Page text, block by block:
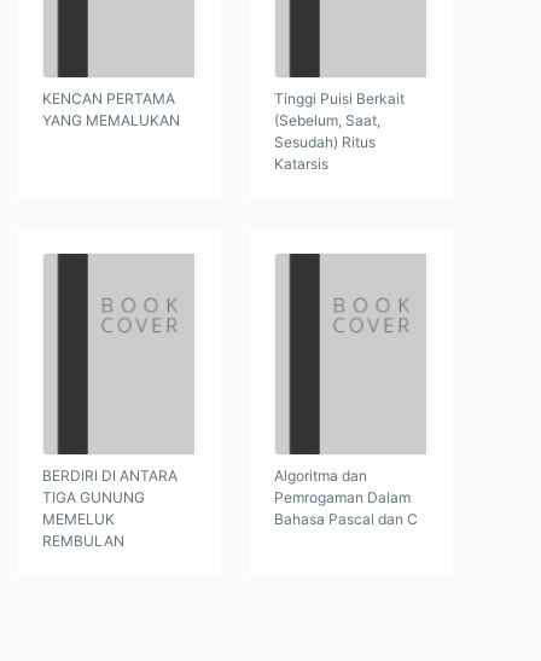
KENCAN PERTAMA
YANG MEMALUKAN
Tinggi Puisi Berkait
(Sebelum, Saat,
Sesudah) Ritus
Katarsis
BERDIRI DI ANTARA
TIGA GUNUNG
MEMELUK
REMBULAN
Algoritma dan
Pemrogaman Dalam
Bahasa Pascal dan C